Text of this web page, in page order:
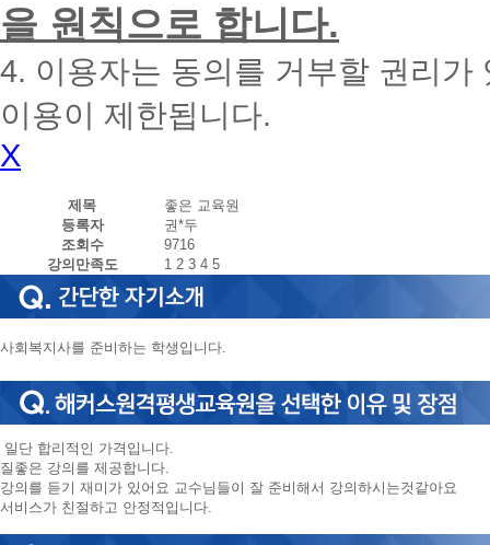
을 원칙으로 합니다.
4. 이용자는 동의를 거부할 권리
이용이 제한됩니다.
X
제목
좋은 교육원
등록자
권*두
조회수
9716
강의만족도
1 2 3 4 5
사회복지사를 준비하는 학생입니다.
일단 합리적인 가격입니다.
질좋은 강의를 제공합니다.
강의를 듣기 재미가 있어요 교수님들이 잘 준비해서 강의하시는것같아요
서비스가 친절하고 안정적입니다.